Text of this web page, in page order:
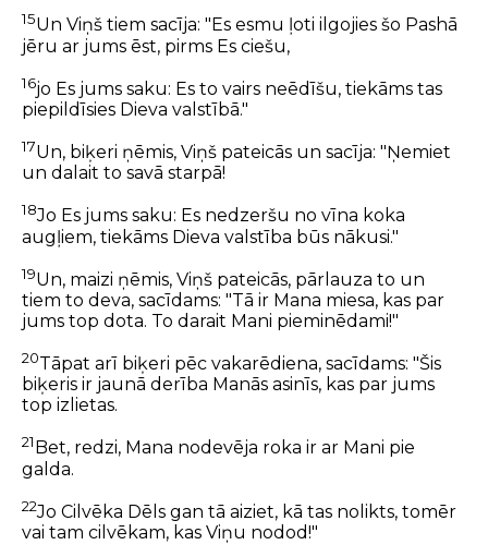
15Un Viņš tiem sacīja: "Es esmu ļoti ilgojies šo Pashā
jēru ar jums ēst, pirms Es ciešu,
16jo Es jums saku: Es to vairs neēdīšu, tiekāms tas
piepildīsies Dieva valstībā."
17Un, biķeri ņēmis, Viņš pateicās un sacīja: "Ņemiet
un dalait to savā starpā!
18Jo Es jums saku: Es nedzeršu no vīna koka
augļiem, tiekāms Dieva valstība būs nākusi."
19Un, maizi ņēmis, Viņš pateicās, pārlauza to un
tiem to deva, sacīdams: "Tā ir Mana miesa, kas par
jums top dota. To darait Mani pieminēdami!"
20Tāpat arī biķeri pēc vakarēdiena, sacīdams: "Šis
biķeris ir jaunā derība Manās asinīs, kas par jums
top izlietas.
21 Bet, redzi, Mana nodevēja roka ir ar Mani pie
galda.
22Jo Cilvēka Dēls gan tā aiziet, kā tas nolikts, tomēr
vai tam cilvēkam, kas Viņu nodod!"